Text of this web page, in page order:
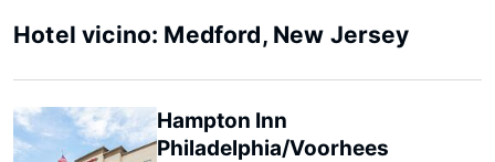
Hotel vicino: Medford, New Jersey
Hampton Inn
Philadelphia/Voorhees